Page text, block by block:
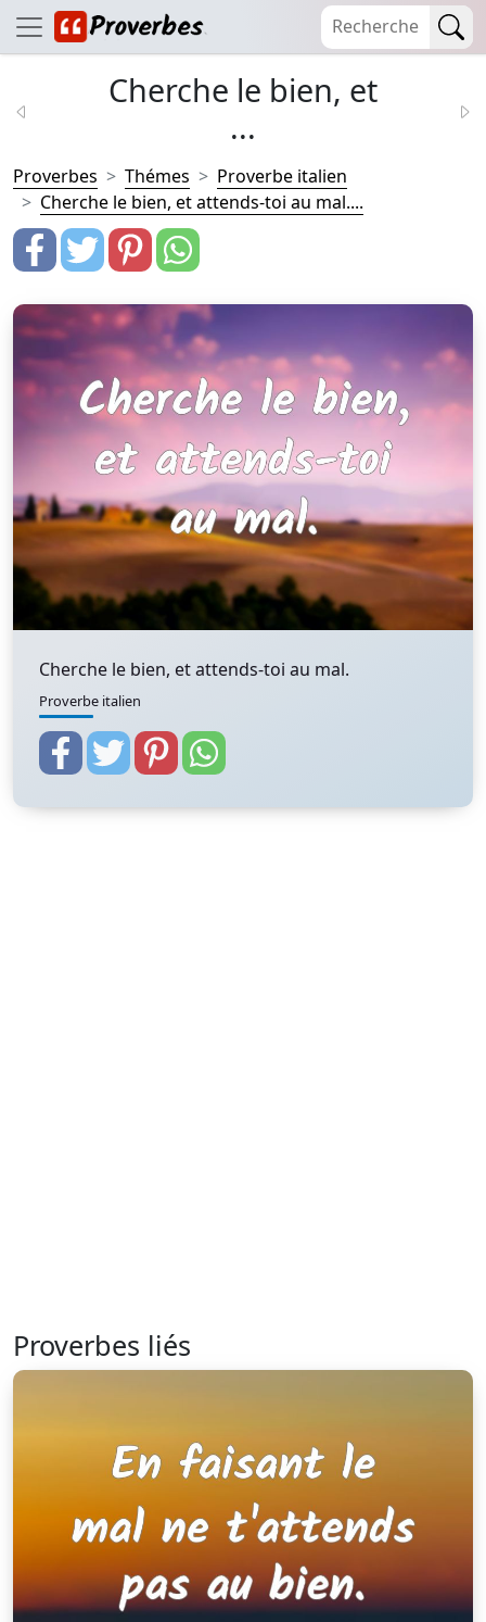
Cherche le bien, et
...
Proverbes Thémes
Proverbe italien
Cherche le bien, et attends-toi au mal....
Cherche le bien, et attends-toi au mal.
Proverbe italien
Proverbes liés